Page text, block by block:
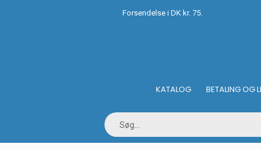
Forsendelse i DK kr. 75.
KATALOG BETALING OG